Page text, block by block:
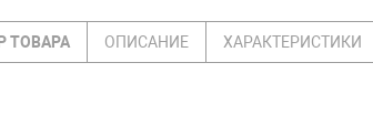
ТОВАРА ОПИСАНИЕ ХАРАКТЕРИСТИКИ